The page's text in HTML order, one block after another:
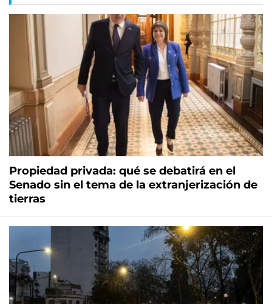
Propiedad privada: qué se debatirá en el
Senado sin el tema de la extranjerización de
tierras